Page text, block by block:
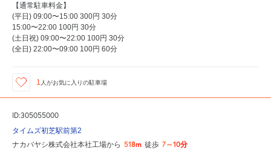
【通常駐車料金】
(平日) 09:00〜15:00 300円 30分
15:00〜22:00 100円 30分
(土日祝) 09:00〜22:00 100円 30分
(全日) 22:00〜09:00 100円 60分
1 人がお気に入りの駐車場
ID:305055000
タイムズ初芝駅前第2
ナカバヤシ株式会社本社工場から 518m 徒歩 7～10分